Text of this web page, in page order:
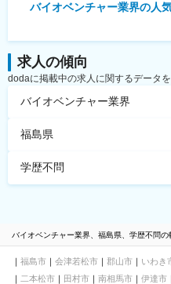
バイオベンチャー業界の人
求人の傾向
dodaに掲載中の求人に関するデータ
バイオベンチャー業界
福島県
学歴不問
バイオベンチャー業界、福島県、学歴不問
福島市 会津若松市 郡山市 いわき
二本松市
田村市 南相馬市 伊達市